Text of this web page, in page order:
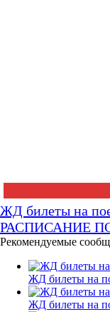
ЖД билеты на
РАСПИСАНИЕ
Рекомендуемые
ЖД билеты на
ЖД билеты на